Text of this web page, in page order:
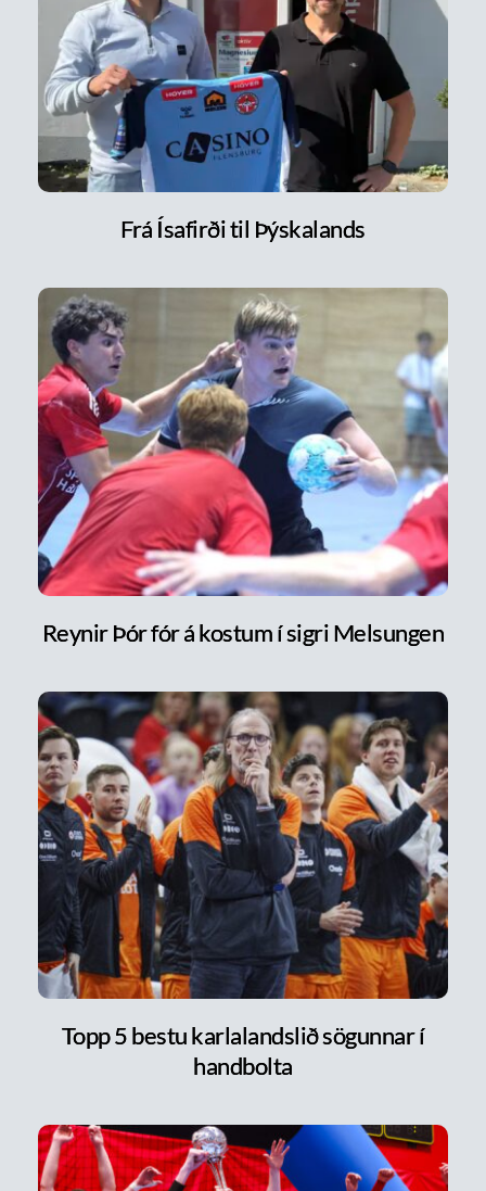
Frá Ísafirði til Þýskalands
Reynir Þór fór á kostum í sigri Melsungen
Topp 5 bestu karlalandslið sögunnar í
handbolta